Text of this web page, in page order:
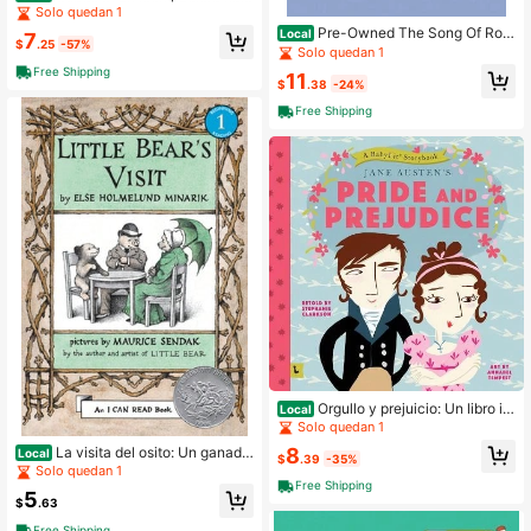
ar (Tapa blanda) de Mildred Walker,
James Welch
Solo quedan 1
$7.25 -57%
Free Shipping
Local La visita del osito: Un ganado
r del premio Caldecott (Tapa bland
a) de Else Holmelund Minarik (Usad
o)
Solo quedan 1
$5.63
Local Pre-Owned The Song Of Rola
nd (Tapa blanda) Por Anónimo, Cha
nson De Roland Inglés
Solo quedan 1
$11 .38 -24%
Free Shipping
Local Orgullo y prejuicio: Un libro ilu
strado de BabyLit(R): Un libro ilustra
do de BabyLit(R) (tapa dura) de Ste
phanie Clarkson (usado)
Solo quedan 1
$8.39 -35%
Free Shipping